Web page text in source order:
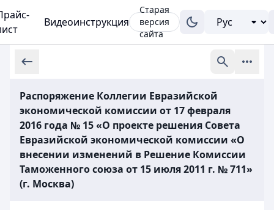
Видеоинструкция
Старая
версия
сайта
Распоряжение Коллегии Евразийской
экономической комиссии от 17 февраля
2016 года № 15 «О проекте решения Совета
Евразийской экономической комиссии «О
внесении изменений в Решение Комиссии
Таможенного союза от 15 июля 2011 г. № 711»
(г. Москва)